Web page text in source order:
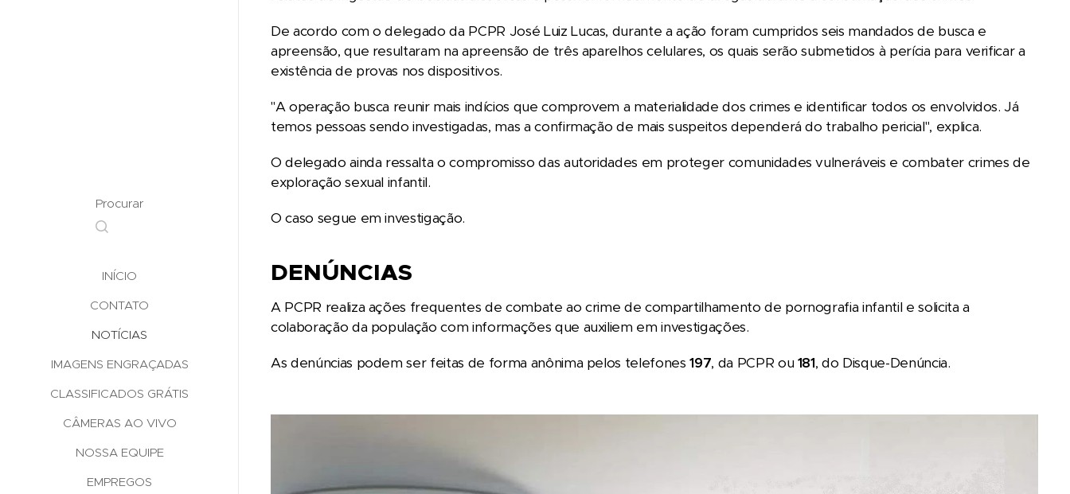
Procurar
INÍCIO
CONTATO
NOTÍCIAS
IMAGENS ENGRAÇADAS
CLASSIFICADOS GRÁTIS
CÂMERAS AO VIVO
NOSSA EQUIPE
EMPREGOS
De acordo com o delegado da PCPR José Luiz Lucas, durante a ação foram cumpridos seis mandados de busca e
apreensão, que resultaram na apreensão de três aparelhos celulares, os quais serão submetidos à perícia para verificar a
existência de provas nos dispositivos.
"A operação busca reunir mais indícios que comprovem a materialidade dos crimes e identificar todos os envolvidos. Já
temos pessoas sendo investigadas, mas a confirmação de mais suspeitos dependerá do trabalho pericial", explica.
O delegado ainda ressalta o compromisso das autoridades em proteger comunidades vulneráveis e combater crimes de
exploração sexual infantil.
O caso segue em investigação.
DENÚNCIAS
A PCPR realiza ações frequentes de combate ao crime de compartilhamento de pornografia infantil e solicita a
colaboração da população com informações que auxiliem em investigações.
As denúncias podem ser feitas de forma anônima pelos telefones197, da PCPR ou 181, do Disque-Denúncia.